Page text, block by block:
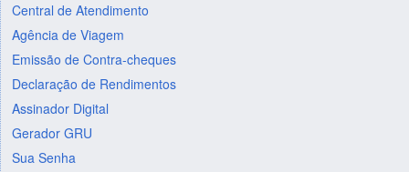
Central de Atendimento
Agência de Viagem
Emissão de Contra-cheques
Declaração de Rendimentos
Assinador Digital
Gerador GRU
Sua Senha